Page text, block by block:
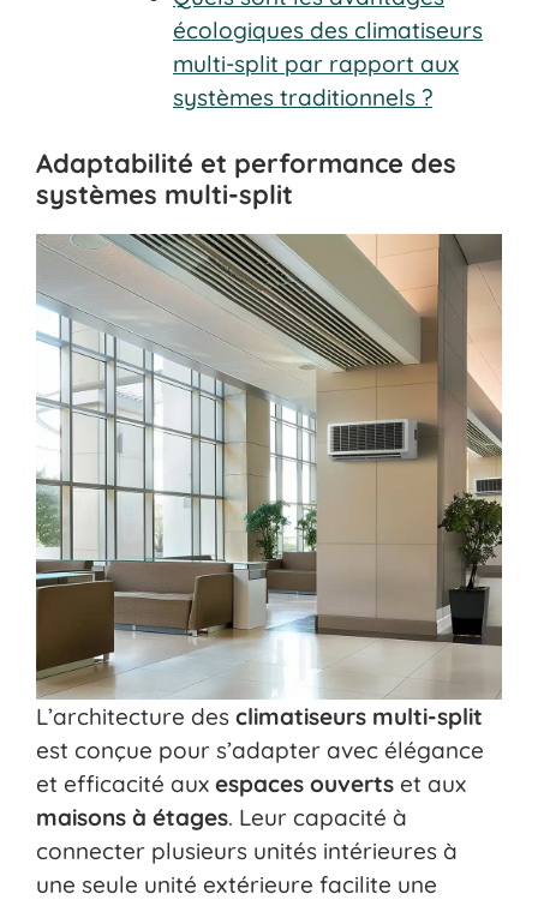
écologiques des climatiseurs
multi-split par rapport aux
systèmes traditionnels ?
Adaptabilité et performance des
systèmes multi-split
L’architecture des climatiseurs multi-split
est conçue pour s’adapter avec élégance
et efficacité aux espaces ouverts et aux
maisons à étages. Leur capacité à
connecter plusieurs unités intérieures à
une seule unité extérieure facilite une